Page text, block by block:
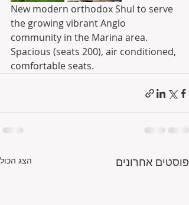
New modern orthodox Shul to serve
the growing vibrant Anglo
community in the Marina area.
Spacious (seats 200), air conditioned,
comfortable seats.
פוסטים אחרונים הצג הכול